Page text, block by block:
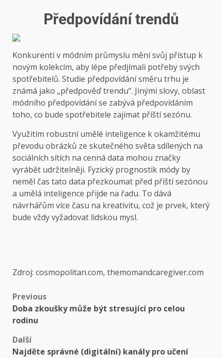
Předpovídání trendů
Konkurenti v módním průmyslu mění svůj přístup k
novým kolekcím, aby lépe předjímali potřeby svých
spotřebitelů. Studie předpovídání směru trhu je
známá jako „předpověď trendu“. Jinými slovy, oblast
módního předpovídání se zabývá předpovídáním
toho, co bude spotřebitele zajímat příští sezónu.
Využitím robustní umělé inteligence k okamžitému
převodu obrázků ze skutečného světa sdílených na
sociálních sítích na cenná data mohou značky
vyrábět udržitelněji. Fyzický prognostik módy by
neměl čas tato data přezkoumat před příští sezónou
a umělá inteligence přijde na řadu. To dává
návrhářům více času na kreativitu, což je prvek, který
bude vždy vyžadovat lidskou mysl.
Zdroj: cosmopolitan.com, themomandcaregiver.com
Previous
Doba zkoušky může být stresující pro celou
rodinu
Další
Najděte správné (digitální) kanály pro učení